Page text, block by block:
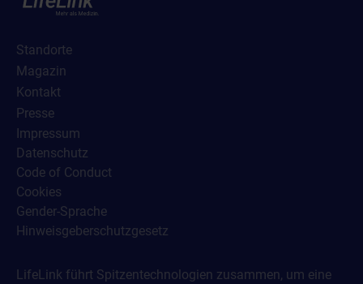
Standorte
Magazin
Kontakt
Presse
Impressum
Datenschutz
Code of Conduct
Cookies
Gender-Sprache
Hinweisgeberschutzgesetz
LifeLink führt Spitzentechnologien zusammen, um eine